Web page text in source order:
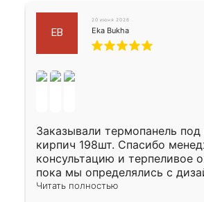
EB
20 июня 2026
Eka Bukha
Заказывали термопанель под
кирпич 198шт. Спасибо
консультацию и терпеливое
пока мы определялись с
Исполнен заказ в срок,
Читать полностью